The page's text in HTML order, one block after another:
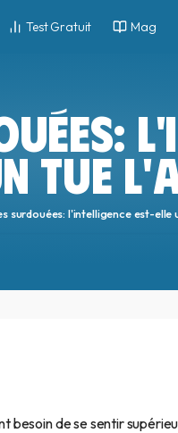
Test Gratuit Mag
TUE
surdouées: l'intelligence est-elle
besoin de se sentir